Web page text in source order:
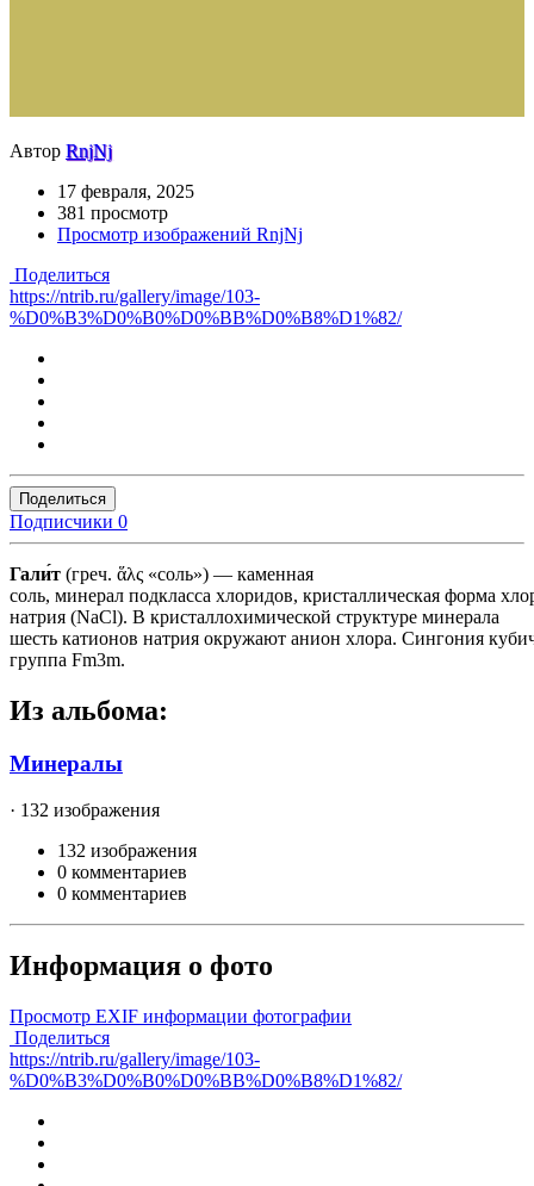
Автор RnjNj
17 февраля, 2025
381 просмотр
Просмотр изображений RnjNj
Поделиться
https://ntrib.ru/gallery/image/103-
%D0%B3%D0%B0%D0%BB%D0%B8%D1%82/
Поделиться
Подписчики 0
Гали́т (греч. ἅλς «соль») — каменная
соль, минерал подкласса хлоридов, кристаллическая форма
натрия (NaCl). В кристаллохимической структуре минерала
шесть катионов натрия окружают анион хлора. Сингония
группа Fm3m.
Из альбома:
Минералы
· 132 изображения
132 изображения
0 комментариев
0 комментариев
Информация о фото
Просмотр EXIF информации фотографии
Поделиться
https://ntrib.ru/gallery/image/103-
%D0%B3%D0%B0%D0%BB%D0%B8%D1%82/